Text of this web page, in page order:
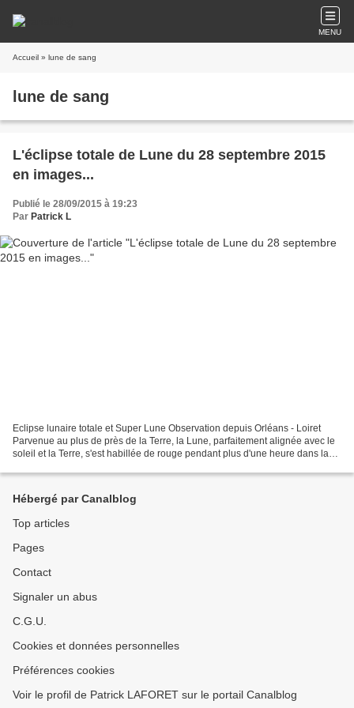
MENU
Accueil » lune de sang
lune de sang
L'éclipse totale de Lune du 28 septembre 2015
en images...
Publié le 28/09/2015 à 19:23
Par Patrick L
Eclipse lunaire totale et Super Lune Observation depuis Orléans - Loiret
Parvenue au plus de près de la Terre, la Lune, parfaitement alignée avec le
soleil et la Terre, s'est habillée de rouge pendant plus d'une heure dans la
Hébergé par Canalblog
Top articles
Pages
Contact
Signaler un abus
C.G.U.
Cookies et données personnelles
Préférences cookies
Voir le profil de Patrick LAFORET sur le portail Canalblog